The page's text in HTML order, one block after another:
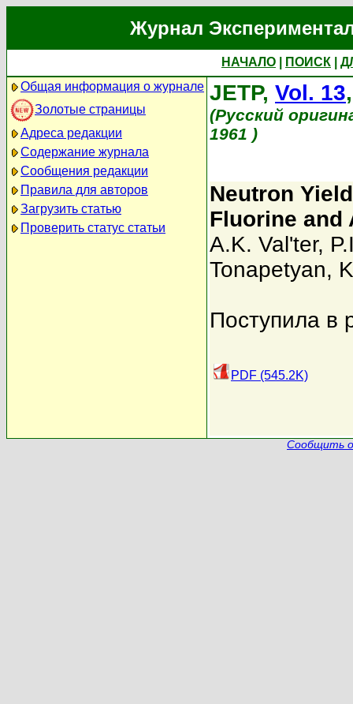
Журнал
НАЧАЛО ПОИСК
Общая информация о журнале
Золотые страницы
Адреса редакции
Содержание журнала
Сообщения редакции
Правила для авторов
Загрузить статью
Проверить статус статьи
JETP, Vol. 13
(Русский
1961 )
Neutron
Fluorine and
A.K. Val'ter,
Tonapetyan,
Поступила в
PDF (545.2K)
Сообщить о